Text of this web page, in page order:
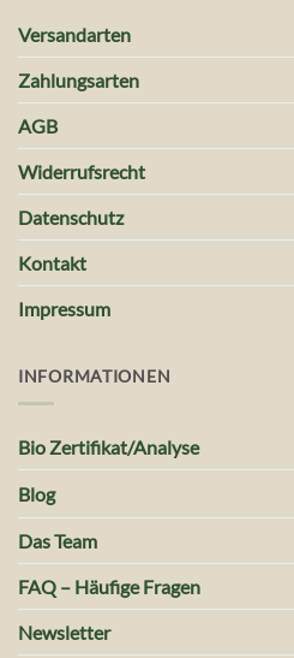
Versandarten
Zahlungsarten
AGB
Widerrufsrecht
Datenschutz
Kontakt
Impressum
INFORMATIONEN
Bio Zertifikat/Analyse
Blog
Das Team
FAQ – Häufige Fragen
Newsletter